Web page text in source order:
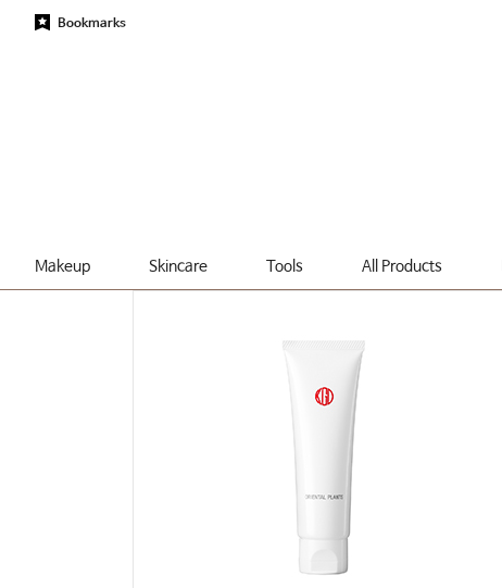
Bookmarks
Makeup Skincare Tools All Products